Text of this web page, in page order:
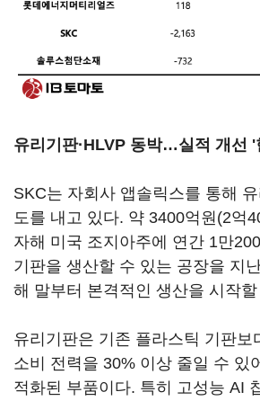
유리기판·HLVP 동박…실적 개선 '
SKC는 자회사 앱솔릭스를 통해
도를 내고 있다. 약 3400억원(2억
자해 미국 조지아주에 연간 1만
기판을 생산할 수 있는 공장을 지
해 말부터 본격적인 생산을 시작
유리기판은 기존 플라스틱 기판보
소비 전력을 30% 이상 줄일 수 있
적화된 부품이다. 특히 고성능 AI